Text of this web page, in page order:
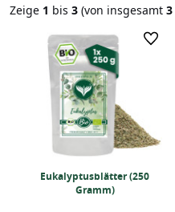
Zeige 1 bis 3 (von insgesamt 3
Eukalyptusblätter (250
Gramm)